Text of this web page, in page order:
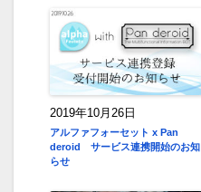
2019年10月26日
アルファフォーセット x Pan
deroid サービス連携開始のお知
らせ